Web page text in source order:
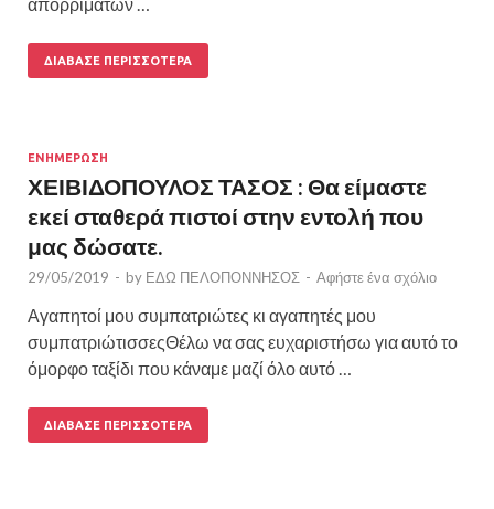
ΔΙΆΒΑΣΕ ΠΕΡΙΣΣΌΤΕΡΑ
ΕΝΗΜΕΡΩΣΗ
ΧΕΙΒΙΔΟΠΟΥΛΟΣ ΤΑΣΟΣ : Θα είμαστε
εκεί σταθερά πιστοί στην εντολή που
μας δώσατε.
29/05/2019 - by ΕΔΩ ΠΕΛΟΠΟΝΝΗΣΟΣ - Αφήστε ένα σχόλιο
Αγαπητοί μου συμπατριώτες κι αγαπητές μου
συμπατριώτισσεςΘέλω να σας ευχαριστήσω για αυτό το
όμορφο ταξίδι που κάναμε μαζί όλο αυτό …
ΔΙΆΒΑΣΕ ΠΕΡΙΣΣΌΤΕΡΑ